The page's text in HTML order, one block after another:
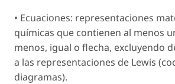
• Ecuaciones: representaciones
químicas que contienen al menos
menos, igual o flecha, excluyendo
a las representaciones de Lewis
diagramas).